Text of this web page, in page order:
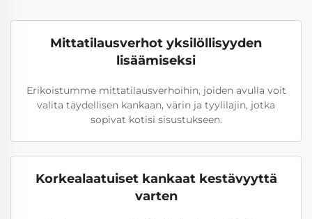
Mittatilausverhot yksilöllisyyden
lisäämiseksi
Erikoistumme mittatilausverhoihin, joiden avulla voit
valita täydellisen kankaan, värin ja tyylilajin, jotka
sopivat kotisi sisustukseen.
Korkealaatuiset kankaat kestävyyttä
varten